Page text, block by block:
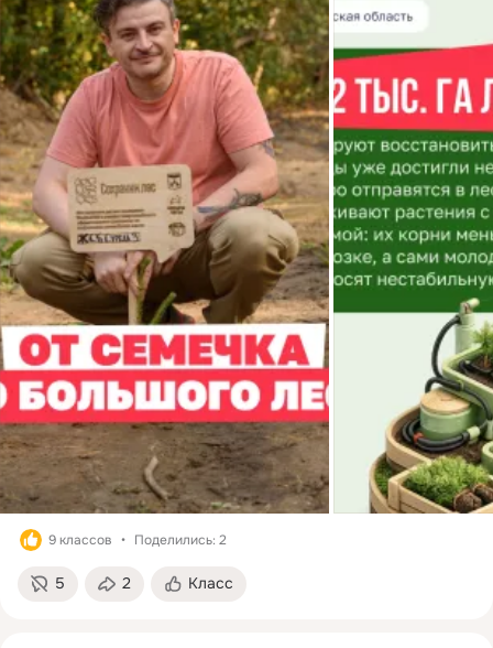
9 классов Поделились: 2
5 2 Класс